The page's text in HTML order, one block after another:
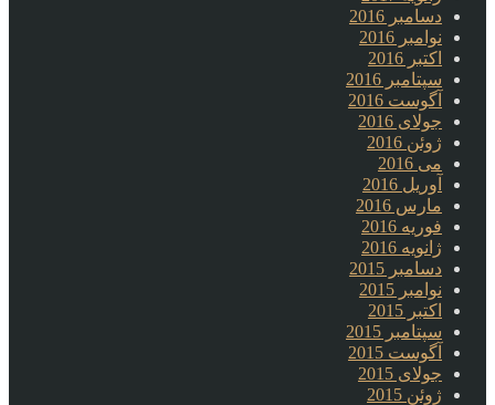
دسامبر 2016
نوامبر 2016
اکتبر 2016
سپتامبر 2016
آگوست 2016
جولای 2016
ژوئن 2016
می 2016
آوریل 2016
مارس 2016
فوریه 2016
ژانویه 2016
دسامبر 2015
نوامبر 2015
اکتبر 2015
سپتامبر 2015
آگوست 2015
جولای 2015
ژوئن 2015